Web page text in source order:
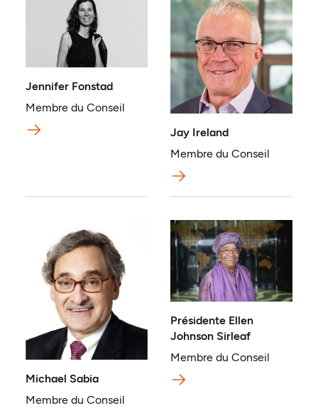
Jennifer Fonstad
Membre du Conseil
Jay Ireland
Membre du Conseil
Michael Sabia
Membre du Conseil
Présidente Ellen
Johnson Sirleaf
Membre du Conseil